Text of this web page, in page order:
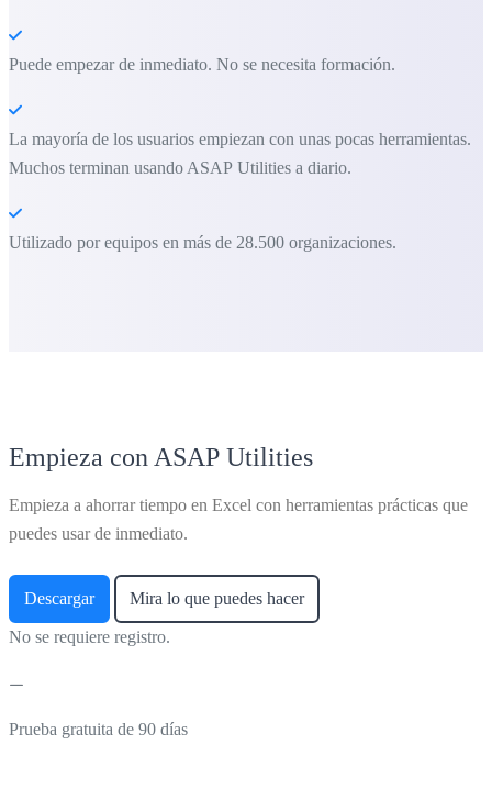
Puede empezar de inmediato. No se necesita formación.
La mayoría de los usuarios empiezan con unas pocas herramientas.
Muchos terminan usando ASAP Utilities a diario.
Utilizado por equipos en más de 28.500 organizaciones.
Empieza con ASAP Utilities
Empieza a ahorrar tiempo en Excel con herramientas prácticas que
puedes usar de inmediato.
Descargar Mira lo que puedes hacer
No se requiere registro.
Prueba gratuita de 90 días